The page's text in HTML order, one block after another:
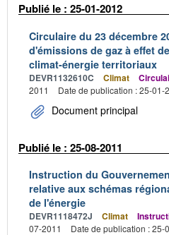
Publié le : 25-01-2012
Circulaire du 23 décembre
d'émissions de gaz à effet
climat-énergie territoriaux
DEVR1132610C Climat
2011
Date de publication : 25-01-
Document principal
Publié le : 25-08-2011
Instruction du
relative aux schémas
de l'énergie
DEVR1118472J Climat
07-2011
Date de publication : 25-